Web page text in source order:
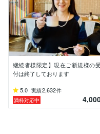
言語は我々のコミュ
以外のツールがあっ
すね。英語は非母語
言語となっています。
私は英語が大の苦手
けが英語ができずとて
先のESL(English as a
ンプンカンプン。多
でもなんとかなりまし
継続者様限定】現在ご新規様の受
付は終了しております
5.0 実績2,632件
満枠対応中